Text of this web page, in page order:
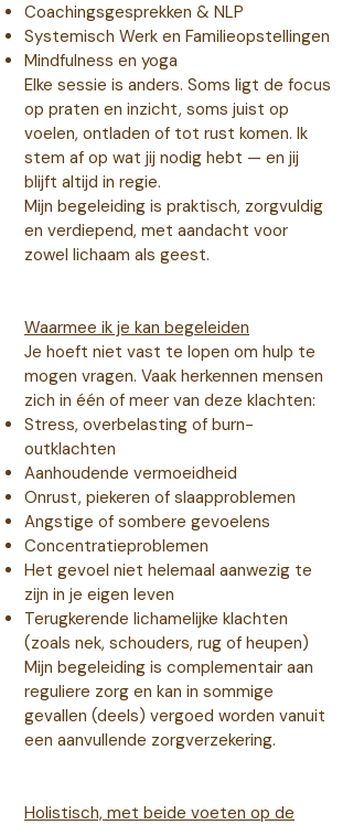
Coachingsgesprekken & NLP
Systemisch Werk en Familieopstellingen
Mindfulness en yoga
Elke sessie is anders. Soms ligt de focus
op praten en inzicht, soms juist op
voelen, ontladen of tot rust komen. Ik
stem af op wat jij nodig hebt — en jij
blijft altijd in regie.
Mijn begeleiding is praktisch, zorgvuldig
en verdiepend, met aandacht voor
zowel lichaam als geest.
Waarmee ik je kan begeleiden
Je hoeft niet vast te lopen om hulp te
mogen vragen. Vaak herkennen mensen
zich in één of meer van deze klachten:
Stress, overbelasting of burn-
outklachten
Aanhoudende vermoeidheid
Onrust, piekeren of slaapproblemen
Angstige of sombere gevoelens
Concentratieproblemen
Het gevoel niet helemaal aanwezig te
zijn in je eigen leven
Terugkerende lichamelijke klachten
(zoals nek, schouders, rug of heupen)
Mijn begeleiding is complementair aan
reguliere zorg en kan in sommige
gevallen (deels) vergoed worden vanuit
een aanvullende zorgverzekering.
Holistisch, met beide voeten op de